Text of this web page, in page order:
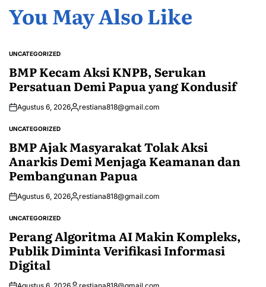
You May Also Like
POSTED
UNCATEGORIZED
BMP Kecam Aksi KNPB, Serukan
Persatuan Demi Papua yang Kondusif
Agustus 6, 2026Posted
restiana818@gmail.com
POSTED
UNCATEGORIZED
BMP Ajak Masyarakat Tolak Aksi
Anarkis Demi Menjaga Keamanan dan
Pembangunan Papua
Agustus 6, 2026Posted
restiana818@gmail.com
POSTED
UNCATEGORIZED
Perang Algoritma AI Makin Kompleks,
Publik Diminta Verifikasi Informasi
Digital